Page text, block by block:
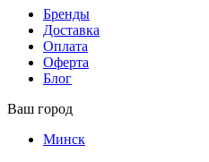
Бренды
Доставка
Оплата
Оферта
Блог
Ваш город
Минск